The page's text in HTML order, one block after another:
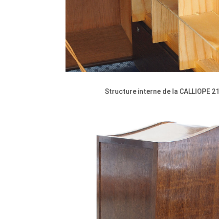
Structure interne de la CALLIOPE